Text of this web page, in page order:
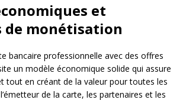
et
de monétisation
bancaire professionnelle avec des offres
un modèle économique solide qui assure
tout en créant de la valeur pour toutes les
de la carte, les partenaires et les